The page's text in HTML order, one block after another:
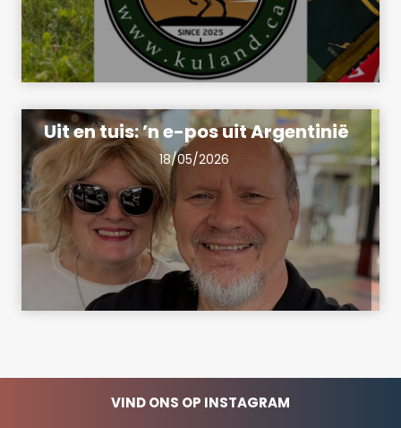
Uit en tuis: ’n e-pos uit Argentinië
18/05/2026
VIND ONS OP INSTAGRAM